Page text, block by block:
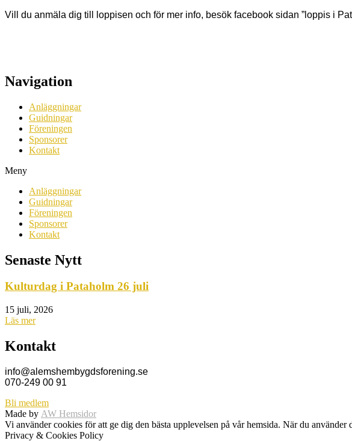
Vill du anmäla dig till loppisen och för mer info, besök facebook sidan ”loppis i
Navigation
Anläggningar
Guidningar
Föreningen
Sponsorer
Kontakt
Meny
Anläggningar
Guidningar
Föreningen
Sponsorer
Kontakt
Senaste Nytt
Kulturdag i Pataholm 26 juli
15 juli, 2026
Läs mer
Kontakt
info@alemshembygdsforening.se
070-249 00 91
Bli medlem
Made by AW Hemsidor
Vi använder cookies för att ge dig den bästa upplevelsen på vår hemsida. När du använder
Privacy & Cookies Policy